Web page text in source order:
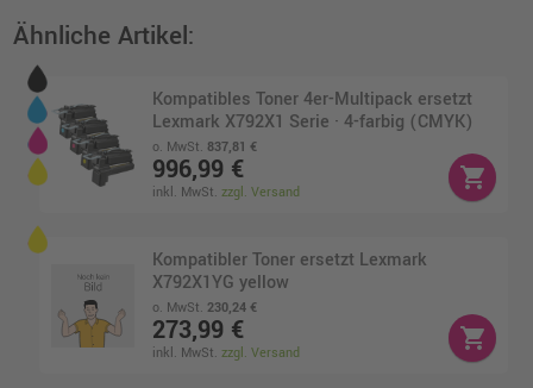
Ähnliche Artikel:
Kompatibles Toner 4er-Multipack ersetzt
Lexmark X792X1 Serie · 4-farbig (CMYK)
o. MwSt. 837,81 €
996,99 €
inkl. MwSt.zzgl. Versand
shopping_cart
Kompatibler Toner ersetzt Lexmark
X792X1YG yellow
o. MwSt. 230,24 €
273,99 €
inkl. MwSt.zzgl. Versand
shopping_cart